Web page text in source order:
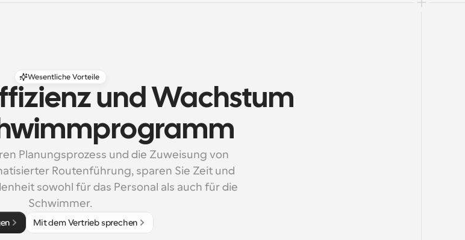
Wesentliche Vorteile
und Wachstum
Planungsprozess und die Zuweisung von
Routenführung, sparen Sie Zeit und
sowohl für das Personal als auch für die
Schwimmer.
Mit dem Vertrieb sprechen